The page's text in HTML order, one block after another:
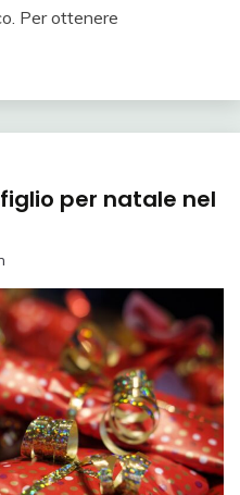
Per ottenere
per natale nel